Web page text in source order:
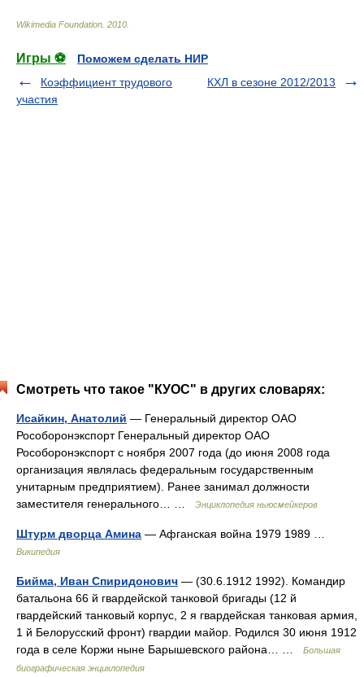
Wikimedia Foundation 2010
Игры ⚽
Поможем сделать НИР
Коэффициент трудового
участия
КХЛ в сезоне 2012/2013
Смотреть что такое "КУОС" в других словарях:
Исайкин, Анатолий — Генеральный директор ОАО
Рособоронэкспорт Генеральный директор ОАО
Рособоронэкспорт с ноября 2007 года (до июня 2008 года
организация являлась федеральным государственным
унитарным предприятием). Ранее занимал должности
заместителя генерального… …
Энциклопедия ньюсмейкеров
Штурм дворца Амина — Афганская война 1979 1989 …
Википедия
Бийма, Иван Спиридонович — (30.6.1912 1992). Командир
батальона 66 й гвардейской танковой бригады (12 й
гвардейский танковый корпус, 2 я гвардейская танковая армия,
1 й Белорусский фронт) гвардии майор. Родился 30 июня 1912
года в селе Коржи ныне Барышевского района… …
Большая
биографическая энциклопедия